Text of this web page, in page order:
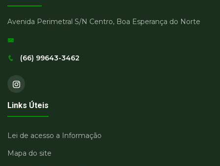
Avenida Perimetral S/N Centro, Boa Esperança do Norte
(66) 99643-3462
Links Úteis
Lei de acesso a Informação
Mapa do site